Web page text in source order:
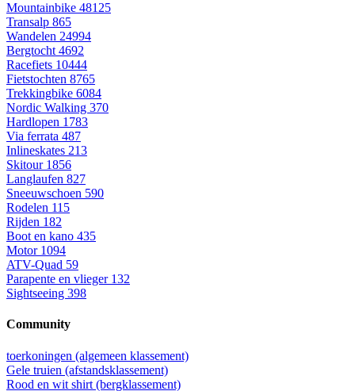
Mountainbike 48125
Transalp 865
Wandelen 24994
Bergtocht 4692
Racefiets 10444
Fietstochten 8765
Trekkingbike 6084
Nordic Walking 370
Hardlopen 1783
Via ferrata 487
Inlineskates 213
Skitour 1856
Langlaufen 827
Sneeuwschoen 590
Rodelen 115
Rijden 182
Boot en kano 435
Motor 1094
ATV-Quad 59
Parapente en vlieger 132
Sightseeing 398
Community
toerkoningen (algemeen klassement)
Gele truien (afstandsklassement)
Rood en wit shirt (bergklassement)